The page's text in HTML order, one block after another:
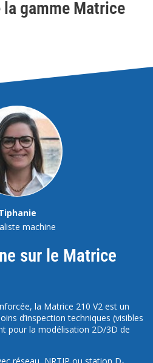
gamme Matrice
machine
sur le Matrice
la Matrice 210 V2 est un
d’inspection techniques (visibles
pour la modélisation 2D/3D de